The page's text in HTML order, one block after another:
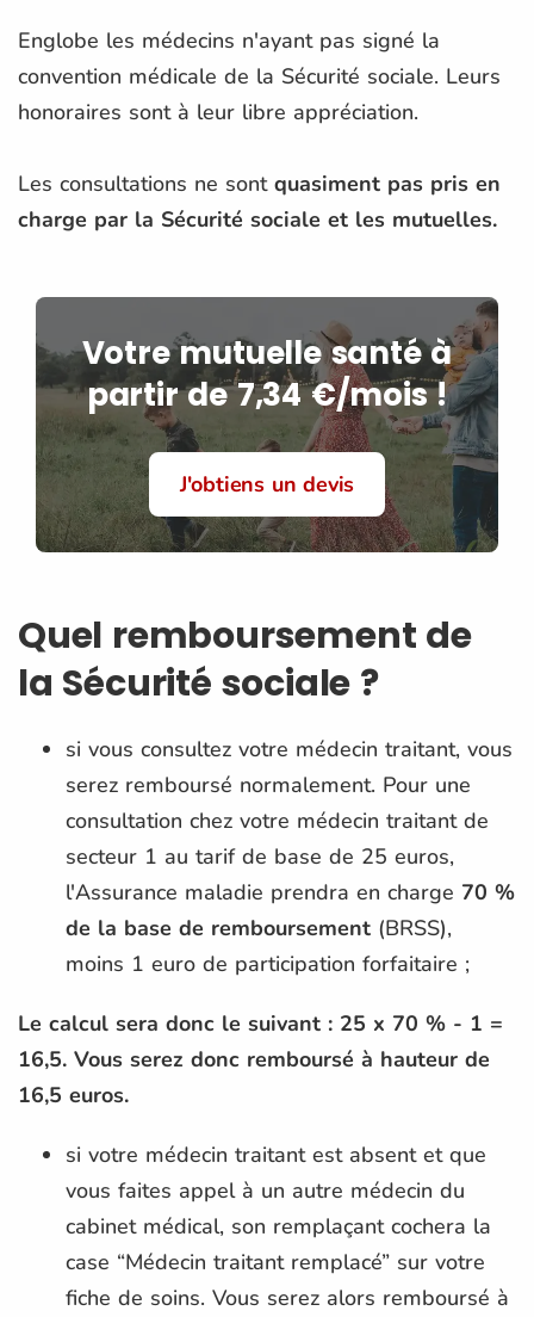
Englobe les médecins n'ayant pas signé la
convention médicale de la Sécurité sociale. Leurs
honoraires sont à leur libre appréciation.
Les consultations ne sont quasiment pas pris en
charge par la Sécurité sociale et les mutuelles.
Votre mutuelle santé à
partir de 7,34 €/mois !
J'obtiens un devis
Quel remboursement de
la Sécurité sociale ?
si vous consultez votre médecin traitant, vous
serez remboursé normalement. Pour une
consultation chez votre médecin traitant de
secteur 1 au tarif de base de 25 euros,
l'Assurance maladie prendra en charge 70 %
de la base de remboursement (BRSS),
moins 1 euro de participation forfaitaire ;
Le calcul sera donc le suivant : 25 x 70 % - 1 =
16,5. Vous serez donc remboursé à hauteur de
16,5 euros.
si votre médecin traitant est absent et que
vous faites appel à un autre médecin du
cabinet médical, son remplaçant cochera la
case “Médecin traitant remplacé” sur votre
fiche de soins. Vous serez alors remboursé à